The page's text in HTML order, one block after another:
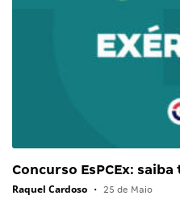
Concurso EsPCEx:
Raquel Cardoso • 25 de Maio